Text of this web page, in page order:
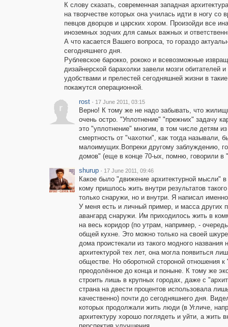
К слову сказать, современная западная
на творчестве которых она училась идти в ногу
певцов дворцов и царских хором. Произойди все
иноземных зодчих для самых важных и
А что касается Вашего вопроса, то гораздо
сегодняшнего дня.
Рублевское барокко, рококо и всевозможные
дизайнерской барахолки завели мозги обитателей
удобствами и прелестей сегодняшней жизни в
покажутся операционной.
r
rost · 17 June 2011, 03:15
Верно! К тому же не надо забывать, что
очень остро. "Уплотнение" "прежних" задачу
это "уплотнение" многим, в том числе детям
смертность от "чахотки", как тогда
малоимущих.Вопреки другому заблуждению,
домов" (еще в конце 70-ых, помню, говорили в
shurup · 17 June 2011, 09:46
Какое было "движение архитектурной мысли"
кому пришлось жить внутри результатов
только снаружи, но и внутри. Я написал
У меня есть и личный пример, и масса других
авангард снаружи. Им приходилось жить в
на весь коридор (по утрам, например, -
общей кухне. Это можно только на своей
дома проистекали из такого модного
архитектурой тех лет, она могла появиться
обществе. Но оборотной стороной отношения
преодолённое до конца и поныне. К тому же
строить лишь в крупных городах, даже с
страна на двести процентов использовала
качественно) почти до сегодняшнего дня.
которых продолжали жить люди (в Угличе,
архитектуру хорошо поглядеть и уйти, а жить